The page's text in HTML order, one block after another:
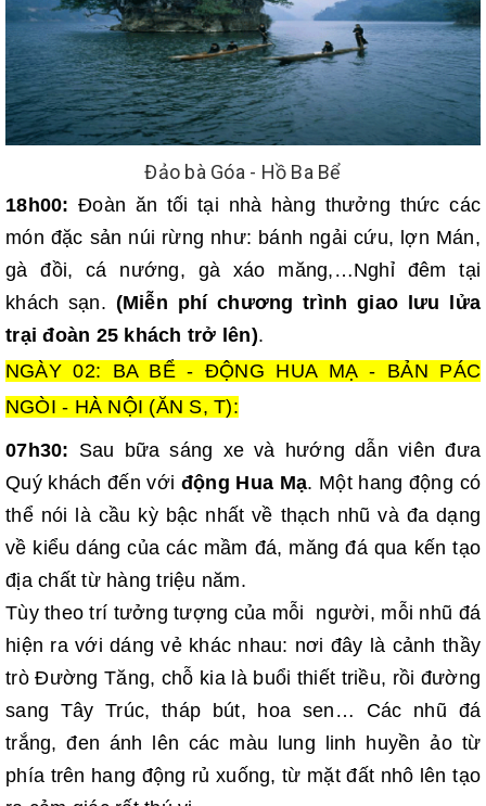
Đảo bà Góa - Hồ Ba Bể
18h00: Đoàn ăn tối tại nhà hàng thưởng thức các
món đặc sản núi rừng như: bánh ngải cứu, lợn Mán,
gà đồi, cá nướng, gà xáo măng,…Nghỉ đêm tại
khách sạn. (Miễn phí chương trình giao lưu lửa
trại đoàn 25 khách trở lên).
NGÀY 02: BA BỂ - ĐỘNG HUA MẠ - BẢN PÁC
NGÒI - HÀ NỘI (ĂN S, T):
07h30: Sau bữa sáng xe và hướng dẫn viên đưa
Quý khách đến với động Hua Mạ. Một hang động có
thể nói là cầu kỳ bậc nhất về thạch nhũ và đa dạng
về kiểu dáng của các mầm đá, măng đá qua kến tạo
địa chất từ hàng triệu năm.
Tùy theo trí tưởng tượng của mỗi người, mỗi nhũ đá
hiện ra với dáng vẻ khác nhau: nơi đây là cảnh thầy
trò Đường Tăng, chỗ kia là buổi thiết triều, rồi đường
sang Tây Trúc, tháp bút, hoa sen… Các nhũ đá
trắng, đen ánh lên các màu lung linh huyền ảo từ
phía trên hang động rủ xuống, từ mặt đất nhô lên tạo